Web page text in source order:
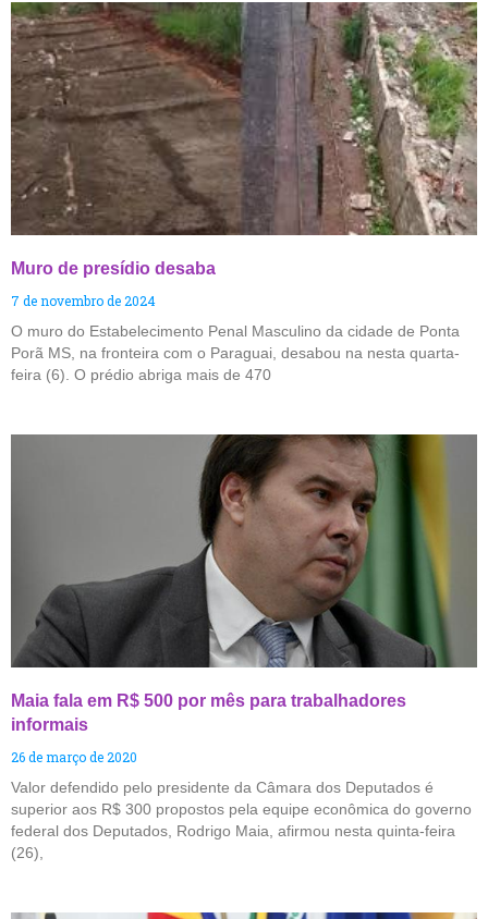
Muro de presídio desaba
7 de novembro de 2024
O muro do Estabelecimento Penal Masculino da cidade de Ponta
Porã MS, na fronteira com o Paraguai, desabou na nesta quarta-
feira (6). O prédio abriga mais de 470
Maia fala em R$ 500 por mês para trabalhadores
informais
26 de março de 2020
Valor defendido pelo presidente da Câmara dos Deputados é
superior aos R$ 300 propostos pela equipe econômica do governo
federal dos Deputados, Rodrigo Maia, afirmou nesta quinta-feira
(26),